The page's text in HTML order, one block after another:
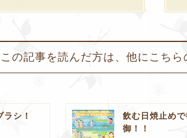
この記事を読んだ方は、他にこちら
シ！
飲む日焼止め
御！！